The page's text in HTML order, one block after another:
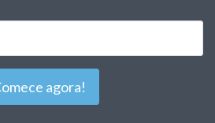
agora!